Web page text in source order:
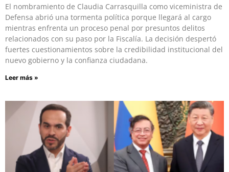
El nombramiento de Claudia Carrasquilla como viceministra de
Defensa abrió una tormenta política porque llegará al cargo
mientras enfrenta un proceso penal por presuntos delitos
relacionados con su paso por la Fiscalía. La decisión despertó
fuertes cuestionamientos sobre la credibilidad institucional del
nuevo gobierno y la confianza ciudadana.
Leer más »